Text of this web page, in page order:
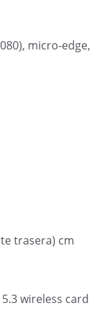
micro-edge,
trasera) cm
wireless card